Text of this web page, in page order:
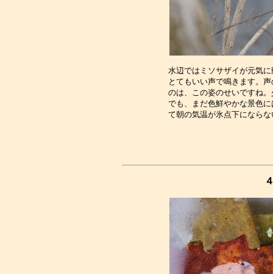
水辺ではミソサザイが元気
とてもいい声で鳴きます。
のは、この姿のせいですね
でも、まだ色鮮やかな景色